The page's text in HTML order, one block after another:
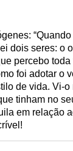
dois seres: o
percebo
foi adotar o
de vida. Vi-
tinham no
em relação